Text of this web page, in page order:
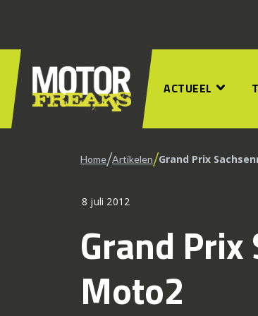
ACTUEEL
Home/Artikelen/Grand Prix
8 juli 2012
Grand
Moto2